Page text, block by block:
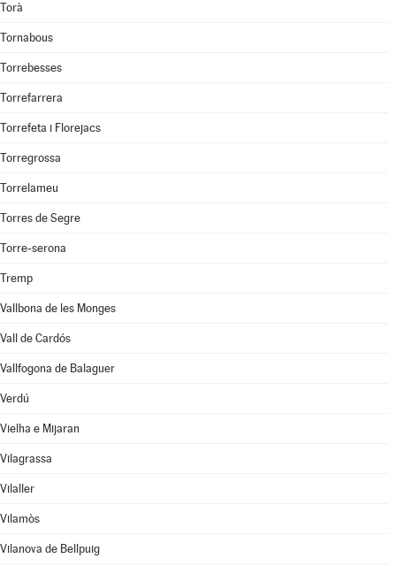
Torà
Tornabous
Torrebesses
Torrefarrera
Torrefeta i Florejacs
Torregrossa
Torrelameu
Torres de Segre
Torre-serona
Tremp
Vallbona de les Monges
Vall de Cardós
Vallfogona de Balaguer
Verdú
Vielha e Mijaran
Vilagrassa
Vilaller
Vilamòs
Vilanova de Bellpuig